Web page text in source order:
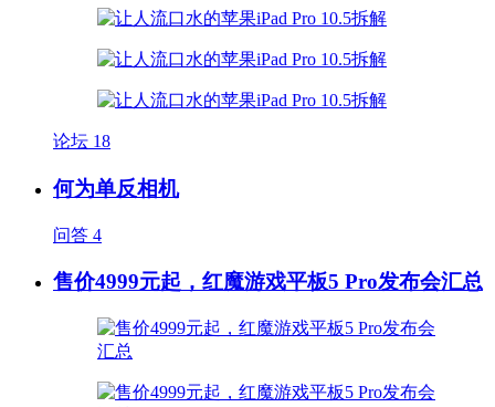
论坛 18
何为单反相机
问答 4
售价4999元起，红魔游戏平板5 Pro发布会汇总